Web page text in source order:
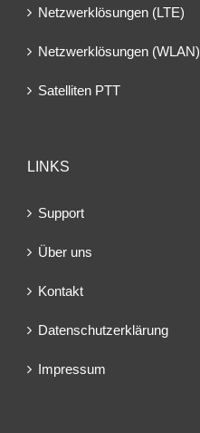
Netzwerklösungen (LTE)
Netzwerklösungen (WLAN)
Satelliten PTT
LINKS
Support
Über uns
Kontakt
Datenschutzerklärung
Impressum